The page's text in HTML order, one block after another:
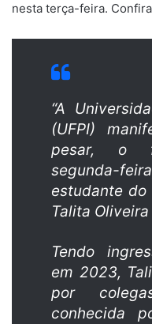
nesta terça-feira.
“A
(UFPI)
pesar, o
segunda-
estudante do
Talita
Tendo
em 2023,
por
conhecida